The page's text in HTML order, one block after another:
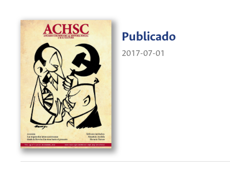
Publicado
2017-07-01